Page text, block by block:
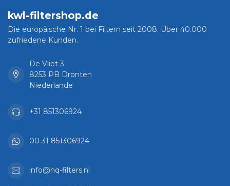
kwl-filtershop.de
Die europäische Nr. 1 bei Filtern seit 2008. Über 40.000
zufriedene Kunden.
De Vliet 3
8253 PB Dronten
Niederlande
+31 851306924
00 31 851306924
info@hq-filters.nl